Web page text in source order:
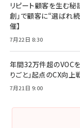
リピート顧客を生む秘
創」で顧客に“選ばれ
催】
7月22日 8:30
年間32万件超のVOCを
りごと」起点のCX向上
7月21日 9:00